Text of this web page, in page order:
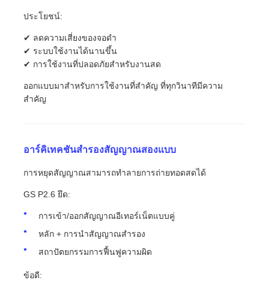
ประโยชน์:
✔ ลดความเสี่ยงของจอดํา
✔ ระบบใช้งานได้นานขึ้น
✔ การใช้งานที่ปลอดภัยสําหรับงานสด
ออกแบบมาสําหรับการใช้งานที่สําคัญ ที่ทุกวินาทีมีความ
สําคัญ
อาร์คิเทคชันสํารองสัญญาณสองแบบ
การหยุดสัญญาณสามารถทําลายการถ่ายทอดสดได้
GS P2.6 ยึด:
การเข้า/ออกสัญญาณอีเทอร์เน็ตแบบคู่
หลัก + การนําสัญญาณสํารอง
สถาปัตยกรรมการฟื้นฟูความผิด
ข้อดี: